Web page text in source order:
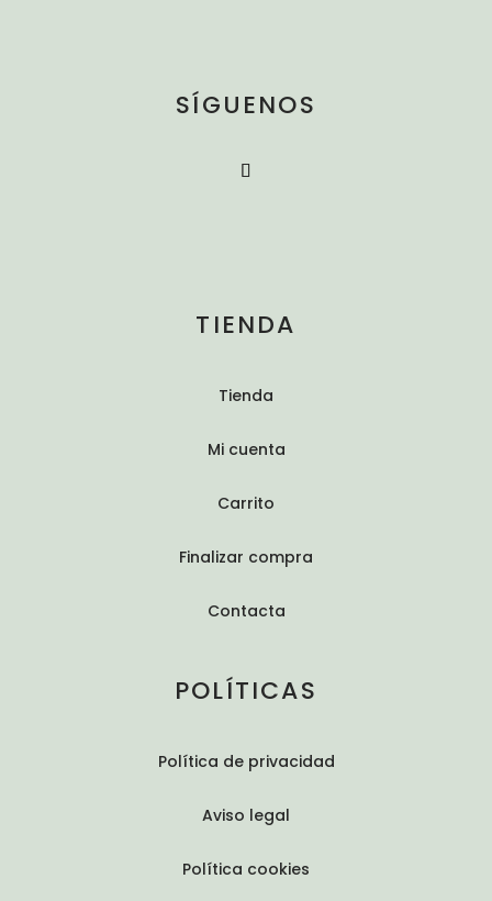
SÍGUENOS
TIENDA
Tienda
Mi cuenta
Carrito
Finalizar compra
Contacta
POLÍTICAS
Política de privacidad
Aviso legal
Política cookies